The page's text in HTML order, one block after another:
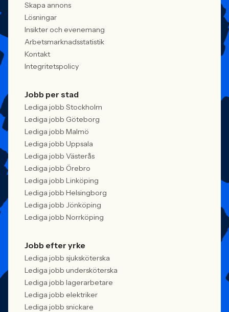
Skapa annons
Lösningar
Insikter och evenemang
Arbetsmarknadsstatistik
Kontakt
Integritetspolicy
Jobb per stad
Lediga jobb Stockholm
Lediga jobb Göteborg
Lediga jobb Malmö
Lediga jobb Uppsala
Lediga jobb Västerås
Lediga jobb Örebro
Lediga jobb Linköping
Lediga jobb Helsingborg
Lediga jobb Jönköping
Lediga jobb Norrköping
Jobb efter yrke
Lediga jobb sjuksköterska
Lediga jobb undersköterska
Lediga jobb lagerarbetare
Lediga jobb elektriker
Lediga jobb snickare